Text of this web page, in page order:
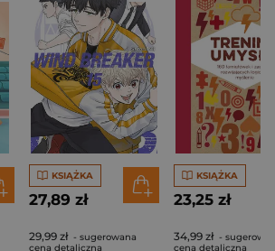
KSIĄŻKA
27,89 zł
29,99 zł - sugerowana
cena detaliczna
KSIĄŻKA
23,25 zł
34,99 zł -
cena detaliczna